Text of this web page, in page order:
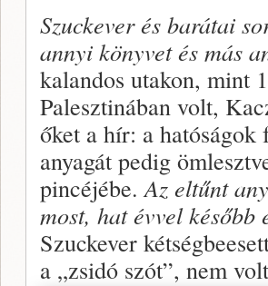
Szuckever és barátai
annyi köny­vet és más
kalandos utakon, mint
Palesztinában volt,
őket a hír: a
anyagát pedig
pincéjébe.Az eltűnt
most, hat évvel később
Szuckever
a „zsidó szót”, nem